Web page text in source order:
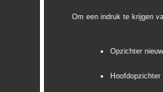
Om een indruk te krijgen
Opzichter